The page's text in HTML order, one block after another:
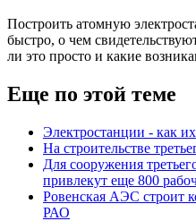
Построить атомную
быстро, о чем
ли это просто и какие
Еще по этой теме
Электростанции - как
На строительстве
Для сооружения
привлекут еще 800
Ровенская АЭС строит
РАО